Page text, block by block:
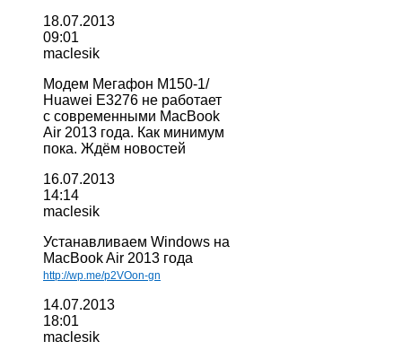
18.07.2013
09:01
maclesik
Модем Мегафон М150-1/
Huawei E3276 не работает
с современными MacBook
Air 2013 года. Как минимум
пока. Ждём новостей
16.07.2013
14:14
maclesik
Устанавливаем Windows на
MacBook Air 2013 года
http://wp.me/p2VOon-gn
14.07.2013
18:01
maclesik